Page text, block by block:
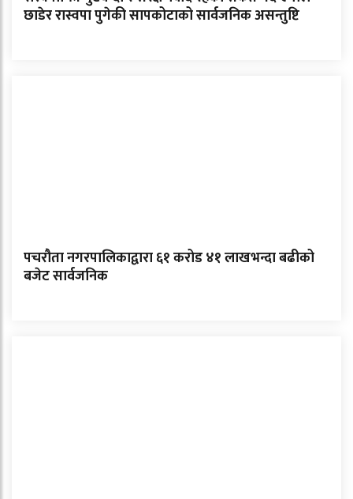
छाडेर रास्वपा पुगेकी सापकोटाको सार्वजनिक असन्तुष्टि
पचरौता नगरपालिकाद्वारा ६१ करोड ४१ लाखभन्दा बढीको
बजेट सार्वजनिक